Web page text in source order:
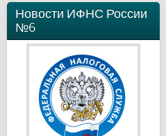
Новости ИФНС России
№6